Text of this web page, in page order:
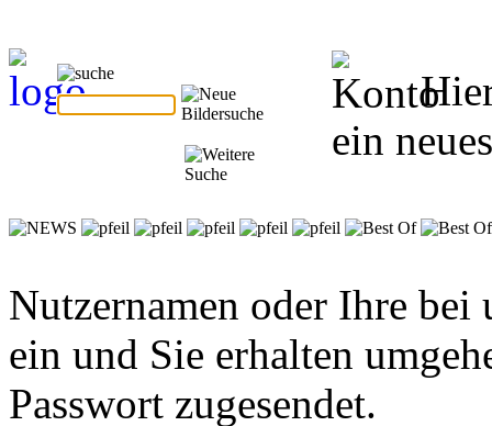
ein
Nutzernamen oder Ihre
ein und Sie erhalten
Passwort zugesendet.